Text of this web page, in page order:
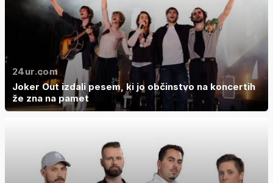
24ur.com
Joker Out izdali pesem, ki jo občinstvo na koncertih
že zna na pamet